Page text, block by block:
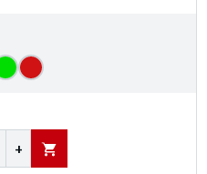
+ В КОРЗИНУ